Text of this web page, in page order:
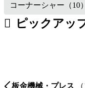
コーナーシャー （10）
ピックアッ
板金機械・プレス